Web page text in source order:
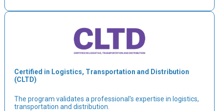
Certified in Logistics, Transportation and Distribution
(CLTD)
The program validates a professional's expertise in logistics,
transportation and distribution.